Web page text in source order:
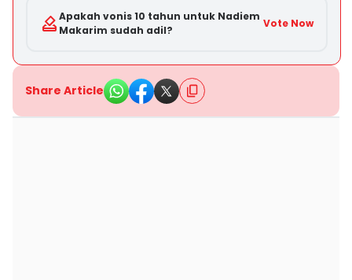
Apakah vonis 10 tahun untuk Nadiem
Makarim sudah adil?
Vote Now
Share Article